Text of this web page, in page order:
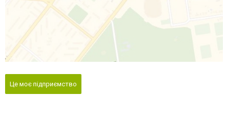
Це моє підприємство